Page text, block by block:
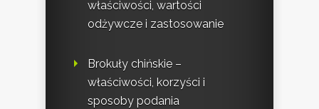
właściwości, wartości
odżywcze i zastosowanie
Brokuły chińskie –
właściwości, korzyści i
sposoby podania